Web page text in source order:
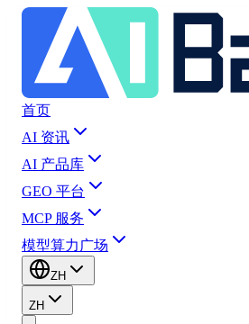
首页
AI 资讯
AI 产品库
GEO 平台
MCP 服务
模型算力广场
ZH
ZH